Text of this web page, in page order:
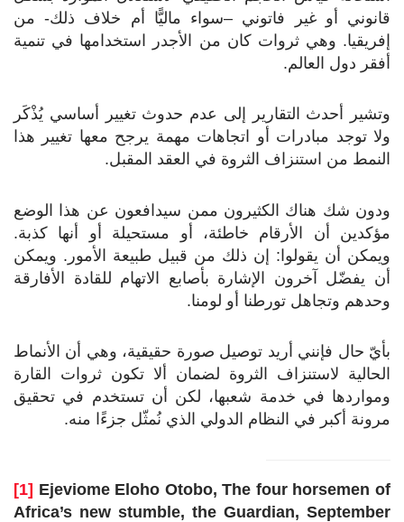
قانوني أو غير فاتوني –سواء ماليًّا أم خلاف ذلك- من
إفريقيا. وهي ثروات كان من الأجدر استخدامها في تنمية
أفقر دول العالم.
وتشير أحدث التقارير إلى عدم حدوث تغيير أساسي يُذْكَر
ولا توجد مبادرات أو اتجاهات مهمة يرجح معها تغيير هذا
النمط من استنزاف الثروة في العقد المقبل.
ودون شك هناك الكثيرون ممن سيدافعون عن هذا الوضع
مؤكدين أن الأرقام خاطئة، أو مستحيلة أو أنها كذبة.
ويمكن أن يقولوا: إن ذلك من قبيل طبيعة الأمور. ويمكن
أن يفضّل آخرون الإشارة بأصابع الاتهام للقادة الأفارقة
وحدهم وتجاهل تورطنا أو لومنا.
بأيّ حال فإنني أريد توصيل صورة حقيقية، وهي أن الأنماط
الحالية لاستنزاف الثروة لضمان ألا تكون ثروات القارة
ومواردها في خدمة شعبها، لكن أن تستخدم في تحقيق
مرونة أكبر في النظام الدولي الذي نُمثّل جزءًا منه.
[1] Ejeviome Eloho Otobo, The four horsemen of
Africa’s new stumble, the Guardian, September